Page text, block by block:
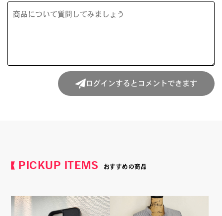
ログインするとコメントできます
PICKUP ITEMS おすすめの商品